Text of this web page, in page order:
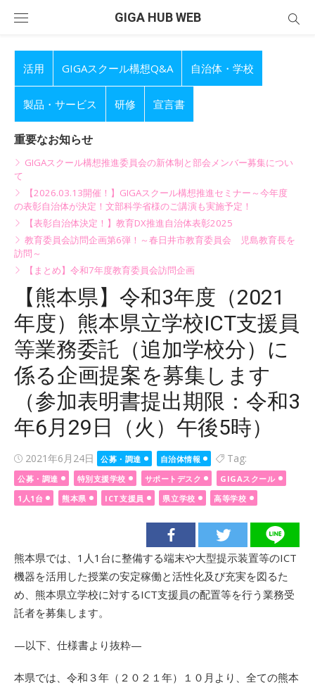
GIGA HUB WEB
活用 GIGAスクール構想Q&A 自治体・学校
製品・サービス 研修 宣言書
重要なお知らせ
GIGAスクール構想推進委員会の新体制と部会メンバー募集につい
て
【2026.03.13開催！】GIGAスクール構想推進セミナー～今年度
の表彰自治体が決定！文部科学省様のご講演も実施予定！
【表彰自治体決定！】教育DX推進自治体表彰2025
教育委員会訪問企画第6弾！～春日井市教育委員会 児島教育長を
訪問～
【まとめ】令和7年度教育委員会訪問企画
【熊本県】令和3年度（2021
年度）熊本県立学校ICT支援員
等業務委託（追加学校分）に
係る企画提案を募集します
（参加表明書提出期限：令和3
年6月29日（火）午後5時）
Posted
on
2021年6月24日 公募・調達 自治体情報 Tag:
公募・調達 特別支援学校 サポートデスク
GIGAスクール
1人1台
熊本県 ICT支援員 県立学校 高等学校
熊本県では、1人1台に整備する端末や大型提示装置等のICT
機器を活用した授業の安定稼働と活性化及び充実を図るた
め、熊本県立学校に対するICT支援員の配置等を行う業務受
託者を募集します。
—以下、仕様書より抜粋—
本県では、令和３年（２０２１年）１０月より、全ての熊本